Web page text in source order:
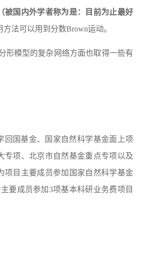
被国内外学者称为是：目前为止最好
方法可以用到分数Brown运动。
形模型的复杂网络方面也取得一些有
回国基金、国家自然科学基金面上项
专项、北京市自然基金重点专项以及
项目主要成员参加国家自然科学基金
要成员参加3项基本科研业务费项目